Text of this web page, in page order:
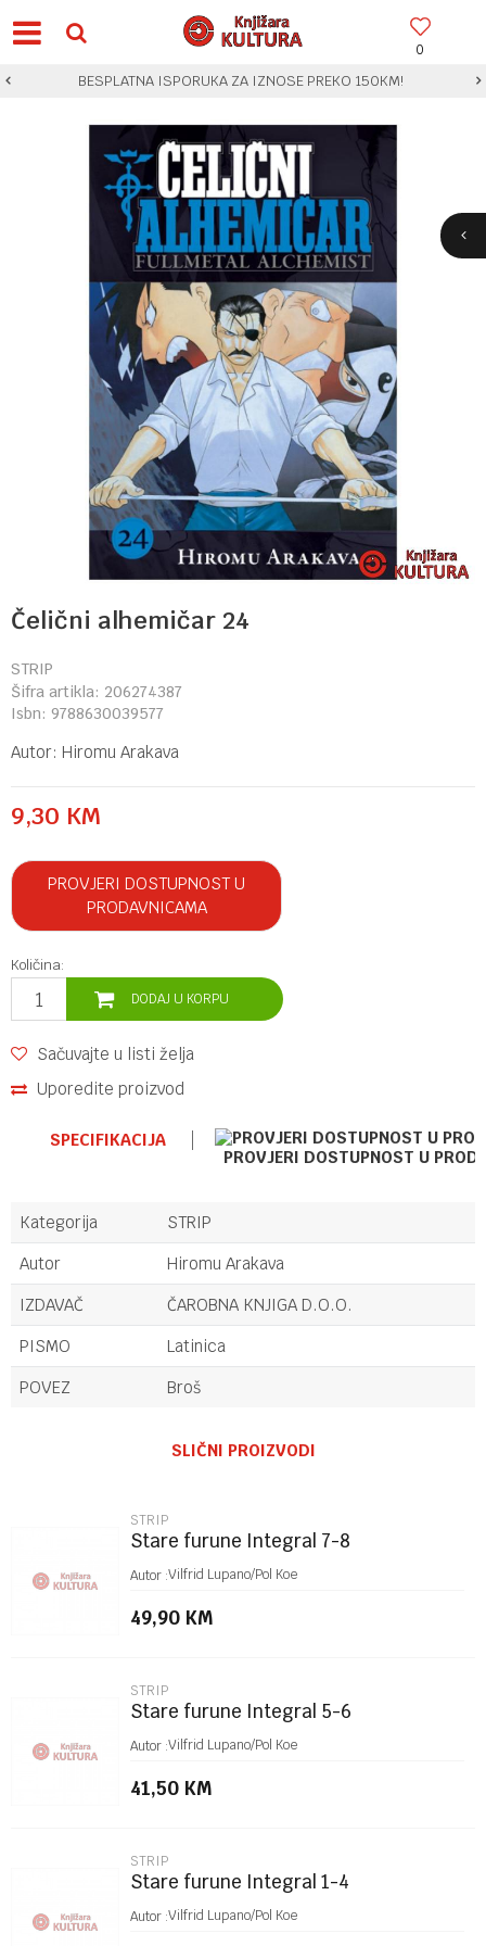
0
BESPLATNA ISPORUKA ZA IZNOSE PREKO 150KM!
Čelični alhemičar 24
STRIP
Šifra artikla: 206274387
Isbn: 9788630039577
Autor: Hiromu Arakava
9,30 KM
PROVJERI DOSTUPNOST U
PRODAVNICAMA
Količina:
DODAJ U KORPU
Sačuvajte u listi želja
Uporedite proizvod
SPECIFIKACIJA
PROVJERI DOSTUPNOST U
Kategorija
STRIP
Autor
Hiromu Arakava
IZDAVAČ
ČAROBNA KNJIGA D.O.O.
PISMO
Latinica
POVEZ
Broš
Poruka
POŠALJI
SLIČNI PROIZVODI
STRIP
Stare furune Integral 7-8
Autor :Vilfrid Lupano/Pol Koe
49,90 KM
STRIP
Stare furune Integral 5-6
Autor :Vilfrid Lupano/Pol Koe
41,50 KM
STRIP
Stare furune Integral 1-4
Autor :Vilfrid Lupano/Pol Koe